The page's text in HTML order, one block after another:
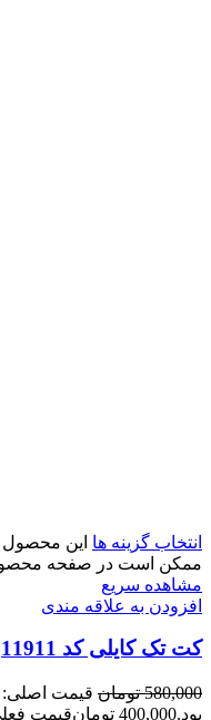
انتخاب گزینه ها این محصول
ممکن است در صفحه
مشاهده سریع
افزودن به علاقه مندی
کت تک کایلی کد 11911
580,000 تومان
بود.400,000 تومانقیمت فعلی: 400,000